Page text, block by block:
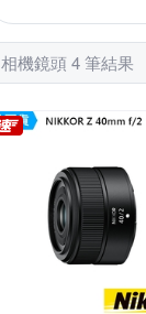
相機鏡頭 4 筆結果